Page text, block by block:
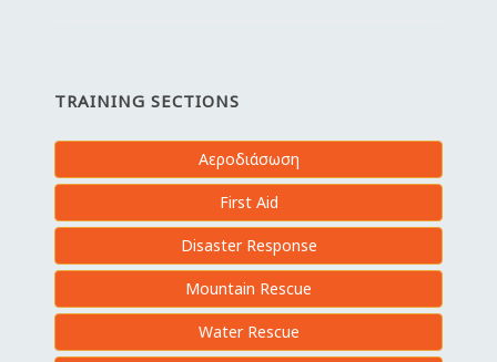
TRAINING SECTIONS
Αεροδιάσωση
First Aid
Disaster Response
Mountain Rescue
Water Rescue